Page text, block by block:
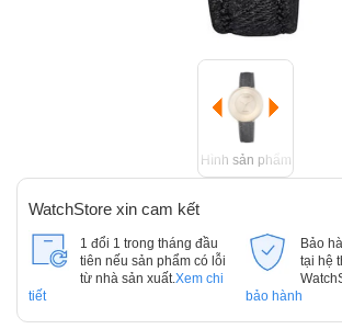
Hình sản phẩm
WatchStore xin cam kết
1 đổi 1 trong tháng đầu
tiên nếu sản phẩm có lỗi
từ nhà sản xuất. Xem chi
tiết
Bảo
tại hệ
bảo hành